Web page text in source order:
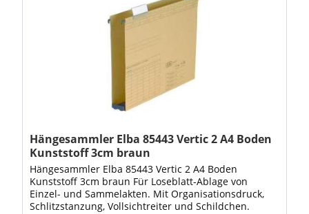
Hängesammler Elba 85443 Vertic 2 A4 Boden
Kunststoff 3cm braun
Hängesammler Elba 85443 Vertic 2 A4 Boden
Kunststoff 3cm braun Für Loseblatt-Ablage von
Einzel- und Sammelakten. Mit Organisationsdruck,
Schlitzstanzung, Vollsichtreiter und Schildchen.